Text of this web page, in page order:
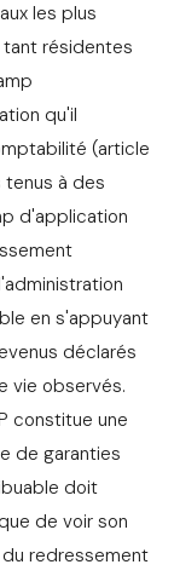
les plus
résidentes
qu'il
(article
tenus à des
d'application
en s'appuyant
déclarés
vie observés.
constitue une
de garanties
doit
de voir son
redressement